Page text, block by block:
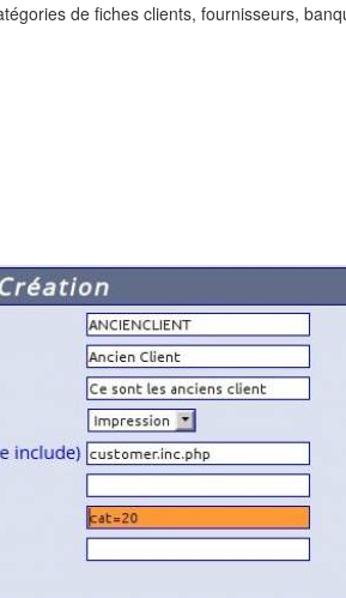
de fiches clients, fournisseurs,